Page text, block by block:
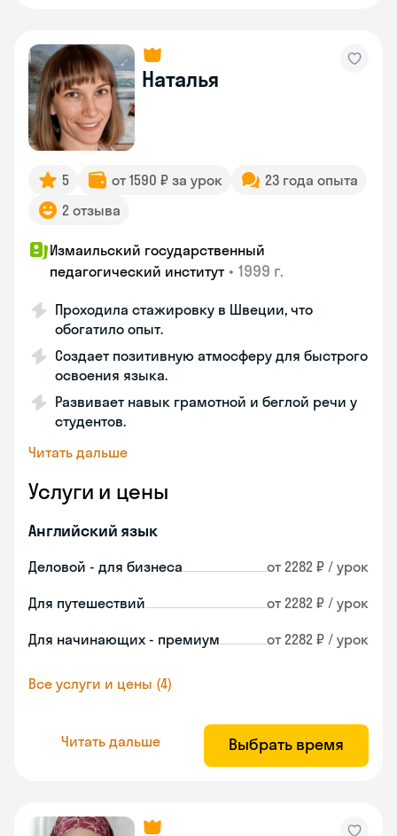
Наталья
5 от 1590 ₽ за урок
23 года опыта
2 отзыва
Измаильский государственный
педагогический институт • 1999 г.
Проходила стажировку в Швеции, что
обогатило опыт.
Создает позитивную атмосферу для быстрого
освоения языка.
Развивает навык грамотной и беглой речи у
студентов.
Читать дальше
Услуги и цены
Английский язык
Деловой - для бизнеса от 2282 ₽ / урок
Для путешествий от 2282 ₽ / урок
Для начинающих - премиум от 2282 ₽ / урок
Все услуги и цены (4)
Читать дальше Выбрать время